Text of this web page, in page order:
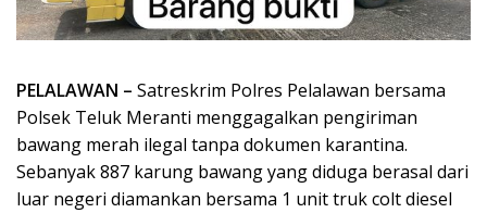
PELALAWAN – Satreskrim Polres Pelalawan bersama
Polsek Teluk Meranti menggagalkan pengiriman
bawang merah ilegal tanpa dokumen karantina.
Sebanyak 887 karung bawang yang diduga berasal dari
luar negeri diamankan bersama 1 unit truk colt diesel